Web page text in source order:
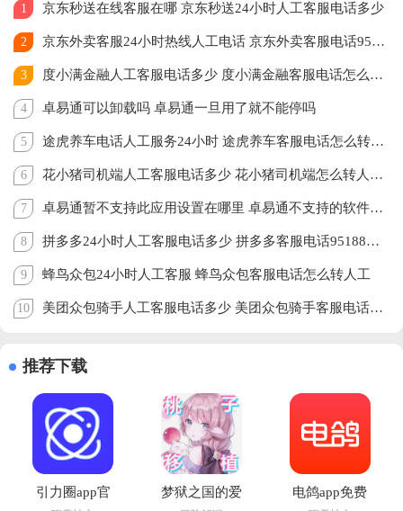
1 京东秒送在线客服在哪 京东秒送24小时人工客服电话多少
2 京东外卖客服24小时热线人工电话 京东外卖客服电话95172怎么转人工
3 度小满金融人工客服电话多少 度小满金融客服电话怎么转人工
4 卓易通可以卸载吗 卓易通一旦用了就不能停吗
5 途虎养车电话人工服务24小时 途虎养车客服电话怎么转人工
6 花小猪司机端人工客服电话多少 花小猪司机端怎么转人工客服
7 卓易通暂不支持此应用设置在哪里 卓易通不支持的软件怎么安装
8 拼多多24小时人工客服电话多少 拼多多客服电话95188怎么转人工
9 蜂鸟众包24小时人工客服 蜂鸟众包客服电话怎么转人工
10 美团众包骑手人工客服电话多少 美团众包骑手客服电话怎么转人工
推荐下载
引力圈app官
梦狱之国的爱
电鸽app免费